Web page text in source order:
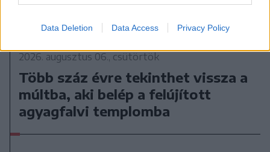
Data Deletion Data Access Privacy Policy
2026. augusztus 06., csütörtök
Több száz évre tekinthet vissza a
múltba, aki belép a felújított
agyagfalvi templomba